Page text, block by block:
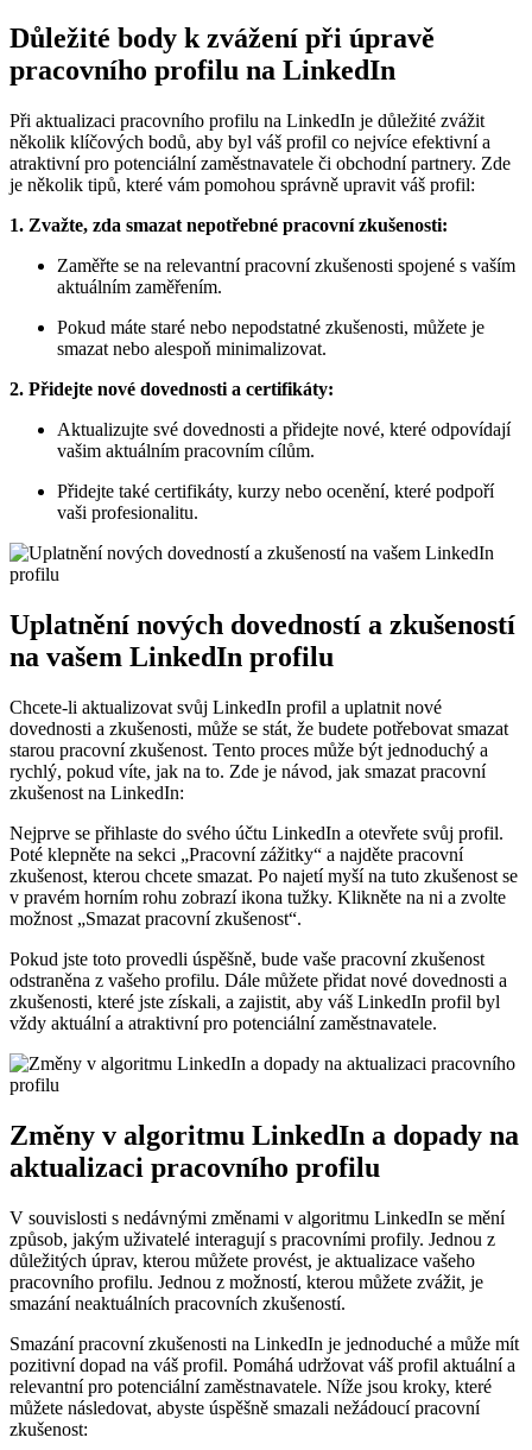
Důležité body k zvážení při úpravě
pracovního profilu na LinkedIn
Při aktualizaci pracovního profilu na LinkedIn je důležité zvážit
několik klíčových bodů, aby byl váš profil co nejvíce efektivní a
atraktivní pro potenciální zaměstnavatele či obchodní partnery. Zde
je několik tipů, které vám pomohou správně upravit váš profil:
1. Zvažte, zda smazat nepotřebné pracovní zkušenosti:
Zaměřte se na relevantní pracovní zkušenosti spojené s vaším
aktuálním zaměřením.
Pokud máte staré nebo nepodstatné zkušenosti, můžete je
smazat nebo alespoň minimalizovat.
2. Přidejte nové dovednosti a certifikáty:
Aktualizujte své dovednosti a přidejte nové, které odpovídají
vašim aktuálním pracovním cílům.
Přidejte také certifikáty, kurzy nebo ocenění, které podpoří
vaši profesionalitu.
Uplatnění nových dovedností a zkušeností
na vašem LinkedIn profilu
Chcete-li aktualizovat svůj LinkedIn profil a uplatnit nové
dovednosti a zkušenosti, může se stát, že budete potřebovat smazat
starou pracovní zkušenost. Tento proces může být jednoduchý a
rychlý, pokud víte, jak na to. Zde je návod, jak smazat pracovní
zkušenost na LinkedIn:
Nejprve se přihlaste do svého účtu LinkedIn a otevřete svůj profil.
Poté klepněte na sekci „Pracovní zážitky“ a najděte pracovní
zkušenost, kterou chcete smazat. Po najetí myší na tuto zkušenost se
v pravém horním rohu zobrazí ikona tužky. Klikněte na ni a zvolte
možnost „Smazat pracovní zkušenost“.
Pokud jste toto provedli úspěšně, bude vaše pracovní zkušenost
odstraněna z vašeho profilu. Dále můžete přidat nové dovednosti a
zkušenosti, které jste získali, a zajistit, aby váš LinkedIn profil byl
vždy aktuální a atraktivní pro potenciální zaměstnavatele.
Změny v algoritmu LinkedIn a dopady na
aktualizaci pracovního profilu
V souvislosti s nedávnými změnami v algoritmu LinkedIn se mění
způsob, jakým uživatelé interagují s pracovními profily. Jednou z
důležitých úprav, kterou můžete provést, je aktualizace vašeho
pracovního profilu. Jednou z možností, kterou můžete zvážit, je
smazání neaktuálních pracovních zkušeností.
Smazání pracovní zkušenosti na LinkedIn je jednoduché a může mít
pozitivní dopad na váš profil. Pomáhá udržovat váš profil aktuální a
relevantní pro potenciální zaměstnavatele. Níže jsou kroky, které
můžete následovat, abyste úspěšně smazali nežádoucí pracovní
zkušenost: